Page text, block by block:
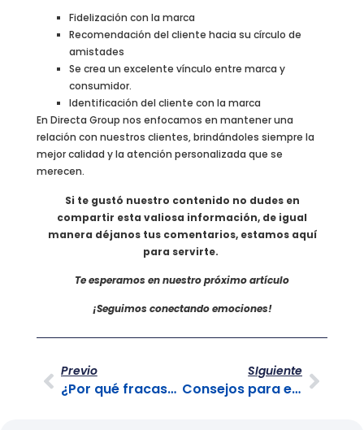
Fidelización con la marca
Recomendación del cliente hacia su círculo de
amistades
Se crea un excelente vínculo entre marca y
consumidor.
Identificación del cliente con la marca
En Directa Group nos enfocamos en mantener una
relación con nuestros clientes, brindándoles siempre la
mejor calidad y la atención personalizada que se
merecen.
Si te gustó nuestro contenido no dudes en
compartir esta valiosa información, de igual
manera déjanos tus comentarios, estamos aquí
para servirte.
Te esperamos en nuestro próximo artículo
¡Seguimos conectando emociones!
Previo
¿Por qué fracasan las empresas?
SIguiente
Consejos para establecer alianzas estratégicas y colaboraciones exitosas